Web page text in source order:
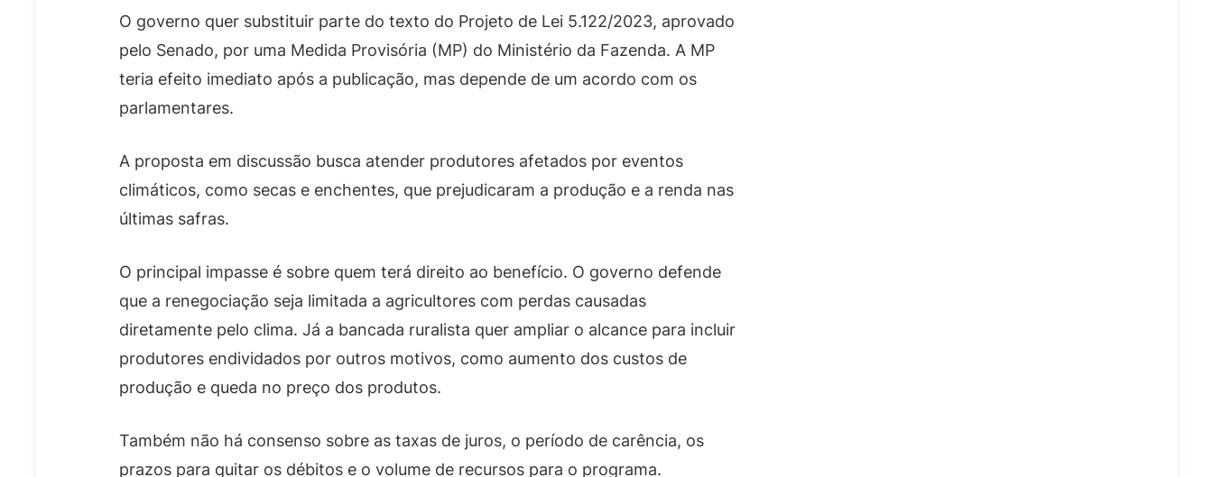
O governo quer substituir parte do texto do Projeto de Lei 5.122/2023, aprovado
pelo Senado, por uma Medida Provisória (MP) do Ministério da Fazenda. A MP
teria efeito imediato após a publicação, mas depende de um acordo com os
parlamentares.
A proposta em discussão busca atender produtores afetados por eventos
climáticos, como secas e enchentes, que prejudicaram a produção e a renda nas
últimas safras.
O principal impasse é sobre quem terá direito ao benefício. O governo defende
que a renegociação seja limitada a agricultores com perdas causadas
diretamente pelo clima. Já a bancada ruralista quer ampliar o alcance para incluir
produtores endividados por outros motivos, como aumento dos custos de
produção e queda no preço dos produtos.
Também não há consenso sobre as taxas de juros, o período de carência, os
prazos para quitar os débitos e o volume de recursos para o programa.